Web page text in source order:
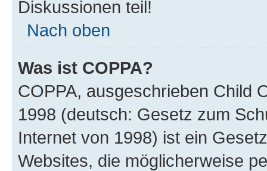
Diskussionen teil!
Nach oben
Was ist COPPA?
COPPA, ausgeschrieben Child
1998 (deutsch: Gesetz zum
Internet von 1998) ist ein
Websites, die möglicherweise